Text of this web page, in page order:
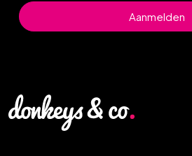
Aanmelden